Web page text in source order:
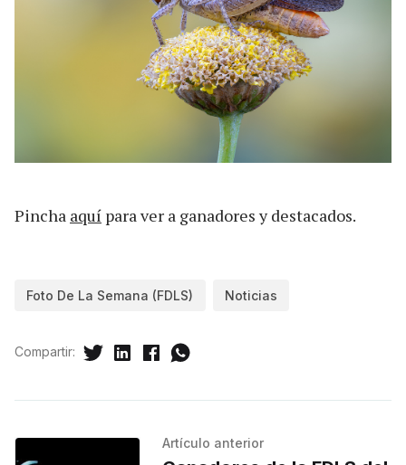
Pincha aquí para ver a ganadores y destacados.
Foto De La Semana (FDLS) Noticias
Compartir:
Artículo anterior